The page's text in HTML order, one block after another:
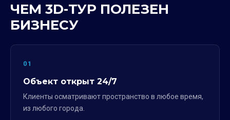
ЧЕМ 3D-ТУР ПОЛЕЗЕН
БИЗНЕСУ
01
Объект открыт 24/7
Клиенты осматривают пространство в любое время,
из любого города.